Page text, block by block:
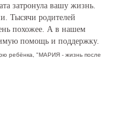
затронула вашу жизнь.
Тысячи родителей
похожее. А в нашем
помощь и поддержку.
ребёнка, "МАРИЯ - жизнь после